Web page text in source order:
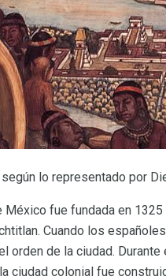
lo representado por
México fue fundada en
Cuando los
orden de la ciudad.
ciudad colonial fue